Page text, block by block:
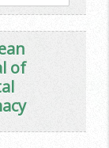
of